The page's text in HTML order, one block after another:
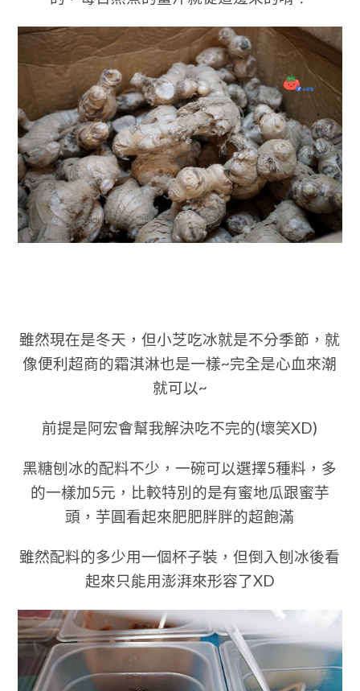
雖然現在是冬天，但小芝吃冰就是不分季節，就
像便利超商的霜淇淋也是一樣~完全是心血來潮
就可以~
前提是阿宏會幫我解決吃不完的(壞笑XD)
黑糖刨冰的配料不少，一碗可以選擇5種料，多
的一樣加5元，比較特別的是有蜜地瓜跟蜜芋
頭，芋圓看起來肥肥胖胖的超飽滿
雖然配料的多少用一個杯子裝，但倒入刨冰後看
起來只能用澎湃來形容了XD